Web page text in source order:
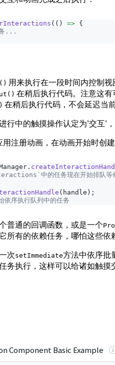
( ( ) => {
...
用来执行在一段时间内控制
在稍后执行代码。注意这
在稍后执行代码，不会延迟当
行中的触摸操作认定为'交互'
注册动画，在动画开始时创
.
中的任务现在开始排队等
( handle ) ;
序执行队列中的任务
普通的回调函数，或是一个
所有的依赖任务，哪怕这些
次setImmediate方法中依序批
务执行，这样可以给诸如触